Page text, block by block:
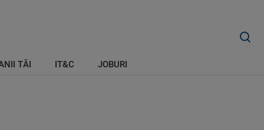
TĂI IT&C JOBURI